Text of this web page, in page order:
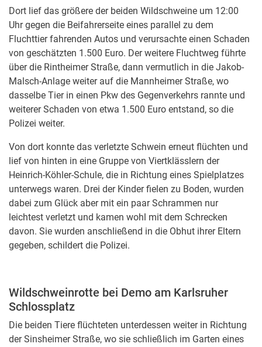
Dort lief das größere der beiden Wildschweine um 12:00
Uhr gegen die Beifahrerseite eines parallel zu dem
Fluchttier fahrenden Autos und verursachte einen Schaden
von geschätzten 1.500 Euro. Der weitere Fluchtweg führte
über die Rintheimer Straße, dann vermutlich in die Jakob-
Malsch-Anlage weiter auf die Mannheimer Straße, wo
dasselbe Tier in einen Pkw des Gegenverkehrs rannte und
weiterer Schaden von etwa 1.500 Euro entstand, so die
Polizei weiter.
Von dort konnte das verletzte Schwein erneut flüchten und
lief von hinten in eine Gruppe von Viertklässlern der
Heinrich-Köhler-Schule, die in Richtung eines Spielplatzes
unterwegs waren. Drei der Kinder fielen zu Boden, wurden
dabei zum Glück aber mit ein paar Schrammen nur
leichtest verletzt und kamen wohl mit dem Schrecken
davon. Sie wurden anschließend in die Obhut ihrer Eltern
gegeben, schildert die Polizei.
Wildschweinrotte bei Demo am Karlsruher
Schlossplatz
Die beiden Tiere flüchteten unterdessen weiter in Richtung
der Sinsheimer Straße, wo sie schließlich im Garten eines